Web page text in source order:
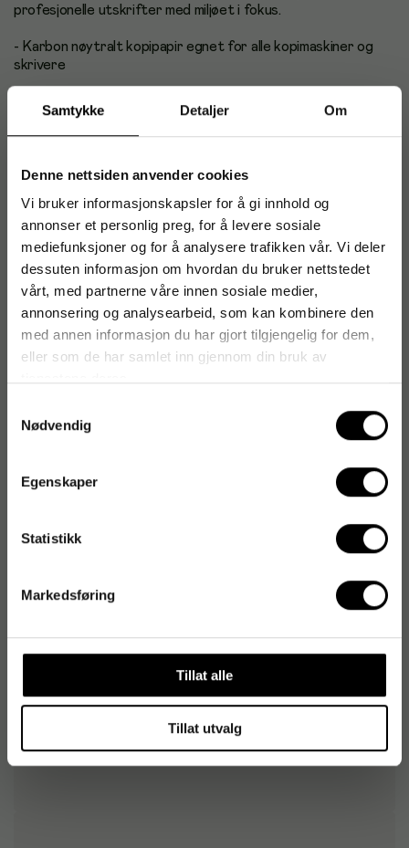
Samtykke Detaljer Om
Denne nettsiden anvender cookies
Vi bruker informasjonskapsler for å gi innhold og
annonser et personlig preg, for å levere sosiale
mediefunksjoner og for å analysere trafikken vår. Vi deler
dessuten informasjon om hvordan du bruker nettstedet
vårt, med partnerne våre innen sosiale medier,
annonsering og analysearbeid, som kan kombinere den
med annen informasjon du har gjort tilgjengelig for dem,
eller som de har samlet inn gjennom din bruk av
Nødvendig
Egenskaper
Statistikk
Markedsføring
Tillat alle
Tillat utvalg
profesjonelle utskrifter med miljøet i fokus.
- Karbon nøytralt kopipapir egnet for alle kopimaskiner og
skrivere
sort/hvitt
- Antall: 500 ark
- Sertifisering: Aldringsbestandig (ISO 9706)
Antal i förpackning: 500
Artikkelnummer: 305778
EAN: 7318826570748
Papirformat
Antall ark